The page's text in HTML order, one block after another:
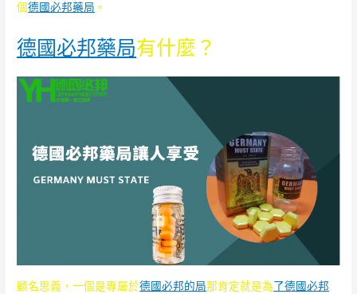
個德國必邦藥局 。
德國必邦藥局有什麼？
顧名思義，一個是專屬於德國必邦的局那肯定就是為了德國必邦